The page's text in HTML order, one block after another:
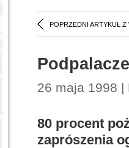
POPRZEDNI ARTYKUŁ Z
26 maja 1998 |
80 procent
zaprószenia